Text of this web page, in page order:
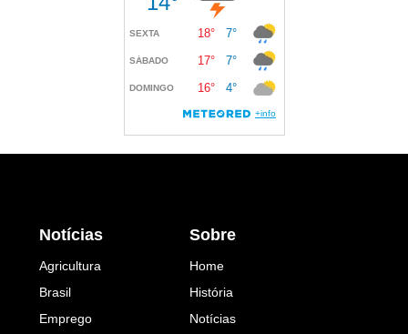
Notícias
Agricultura
Brasil
Emprego
Sobre
Home
História
Notícias